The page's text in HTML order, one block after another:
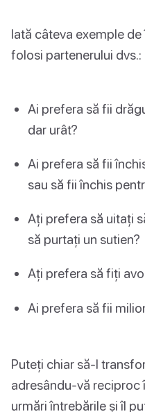
Iată câteva exemple
folosi partenerului dvs.:
Ai prefera să fii
dar urât?
Ai prefera să fii
sau să fii închis
Ați prefera să uitați
să purtați un sutien?
Ați prefera să fiți
Ai prefera să fii
Puteți chiar să-l
adresându-vă reciproc
urmări întrebările și îl